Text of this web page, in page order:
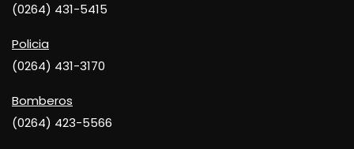
(0264) 431-5415
Policia
(0264) 431-3170
Bomberos
(0264) 423-5566